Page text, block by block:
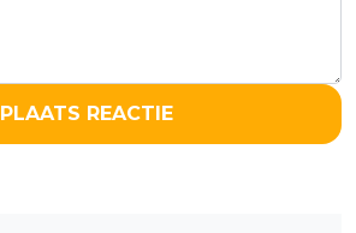
PLAATS REACTIE